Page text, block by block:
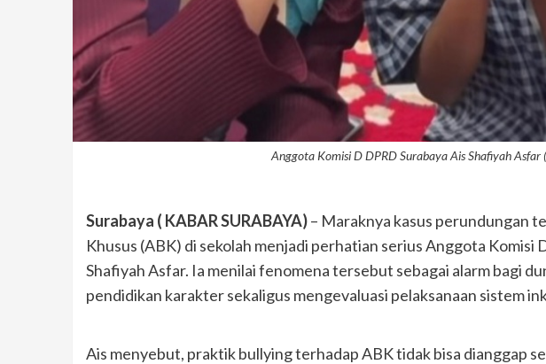
Anggota Komisi D DPRD Surabaya Ais Shafiyah Asfar
Surabaya ( KABAR SURABAYA)– Maraknya kasus perundungan
Khusus (ABK) di sekolah menjadi perhatian serius Anggota Komisi
Shafiyah Asfar. Ia menilai fenomena tersebut sebagai alarm bagi
pendidikan karakter sekaligus mengevaluasi pelaksanaan sistem
Ais menyebut, praktik bullying terhadap ABK tidak bisa dianggap